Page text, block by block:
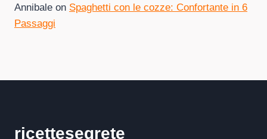
Annibale on Spaghetti con le cozze: Confortante in 6
Passaggi
ricettesegrete